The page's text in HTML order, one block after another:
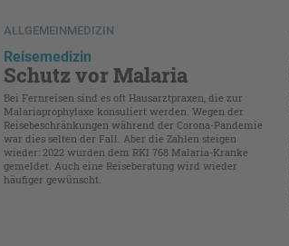
ALLGEMEINMEDIZIN
Reisemedizin
Schutz vor Malaria
Bei Fernreisen sind es oft Hausarztpraxen, die zur
Malariaprophylaxe konsuliert werden. Wegen der
Reisebeschränkungen während der Corona-Pandemie
war dies selten der Fall. Aber die Zahlen steigen
wieder: 2022 wurden dem RKI 768 Malaria-Kranke
gemeldet. Auch eine Reiseberatung wird wieder
häufiger gewünscht.